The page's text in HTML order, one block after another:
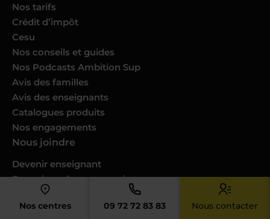
Nos centres 09 72 72 83 83 Nous contacter
Nos tarifs
Crédit d’impôt
Cesu
Nos conseils et guides
Nos Podcasts Ambition Sup
Avis des familles
Avis des enseignants
Catalogues produits
Nos engagements
Nous joindre
Devenir enseignant
Devenir professeur musique
Trouver un cours dans ma ville
Donner des cours dans votre ville